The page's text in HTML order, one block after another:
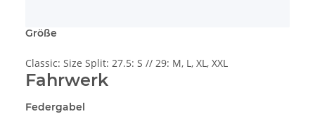
Größe
Classic: Size Split: 27.5: S // 29: M, L, XL, XXL
Fahrwerk
Federgabel